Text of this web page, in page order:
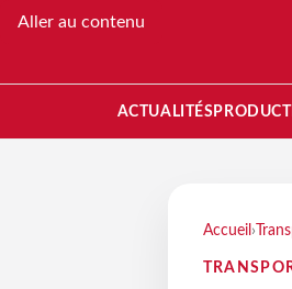
Aller au contenu
ACTUALITÉS
Accueil ›